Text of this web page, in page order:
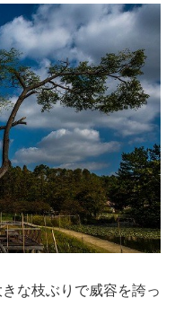
な枝ぶりで威容を誇っ